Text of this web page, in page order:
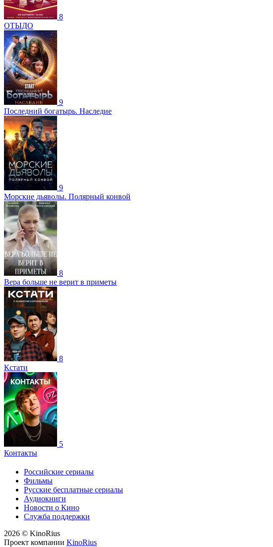
8
ОТЫДО
9
Последний богатырь. Наследие
9
Морские дьяволы. Полярный конвой
8
Вера больше не верит в приметы
8
Кстати
5
Контакты
Российские сериалы
Фильмы
Русские бесплатные сериалы
Аудиокниги
Новости о Кино
Служба поддержки
2026 © KinoRius
Проект компании KinoRius